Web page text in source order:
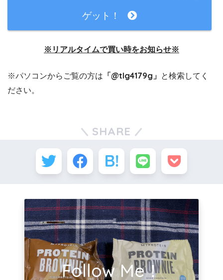
ゲット！
※リアルタイムで買い時をお知らせ※
※パソコンからご覧の方は 「@tlg4179g」 と検索してく
ださい。
SHARE
Follow Me！